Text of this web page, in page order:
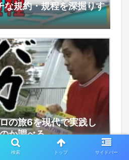
な規約・規程を深掘りす
の旅6を現代で実践し
か調べる
検索 トップ サイドバー